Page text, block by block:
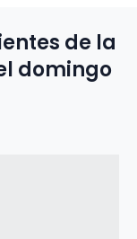
de la
domingo